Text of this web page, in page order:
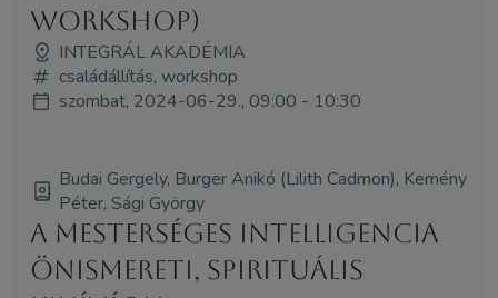
workshop)
INTEGRÁL AKADÉMIA
családállítás, workshop
szombat, 2024-06-29., 09:00 - 10:30
Budai Gergely, Burger Anikó (Lilith Cadmon), Kemény
Péter, Sági György
A Mesterséges Intelligencia
önismereti, spirituális